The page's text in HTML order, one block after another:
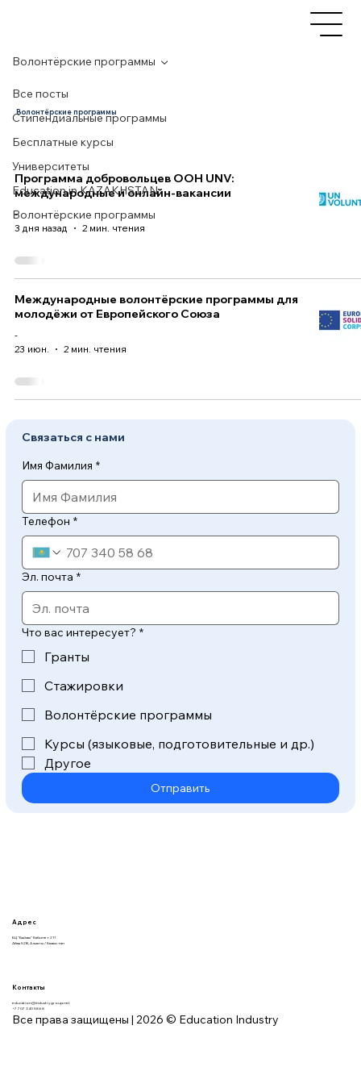
Все посты
Стипендиальные программы
Бесплатные курсы
Университеты
Education in KAZAKHSTAN
Волонтёрские программы
Волонтёрские программы
Волонтёрские программы
Программа добровольцев ООН UNV:
международные и онлайн-вакансии
-
3 дня назад
2 мин. чтения
Международные волонтёрские программы для
молодёжи от Европейского Союза
-
23 июн.
2 мин. чтения
Связаться с нами
Имя Фамилия *
Телефон *
Эл. почта *
Что вас интересует? *
Гранты
Стажировки
Волонтёрские программы
Курсы (языковые, подготовительные и др.)
Другое
Отправить
Адрес
БЦ "Байзак" Кабинет 211
Абая 52В, Алматы / Казахстан
Контакты
education@industrygroup.net
+7 707 340 58 68
Все права защищены | 2026 © Education Industry